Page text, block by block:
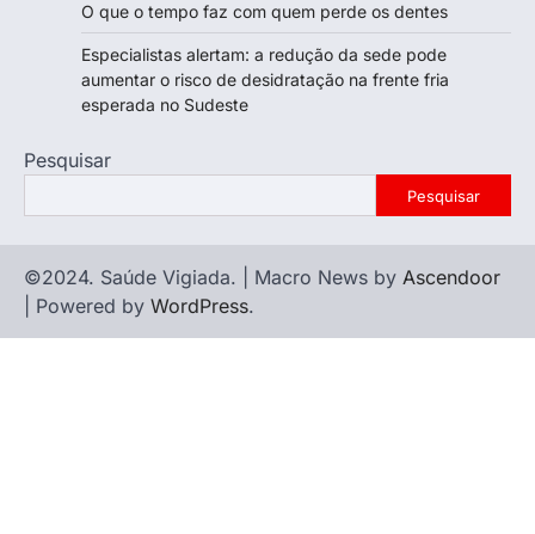
O que o tempo faz com quem perde os dentes
Especialistas alertam: a redução da sede pode
aumentar o risco de desidratação na frente fria
esperada no Sudeste
Pesquisar
Pesquisar
©2024. Saúde Vigiada. | Macro News by Ascendoor
| Powered by WordPress.